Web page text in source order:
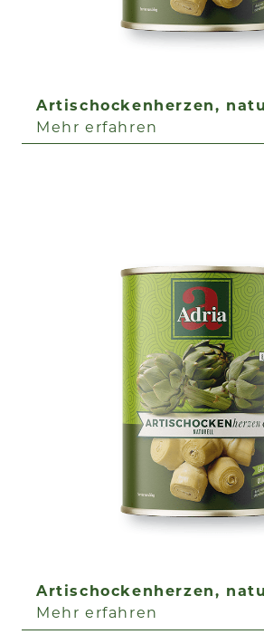
Artischockenherzen,
Mehr erfahren
Artischockenherzen,
Mehr erfahren